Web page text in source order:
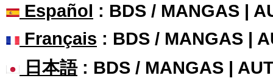
Español : BDS / MANGAS |
Français : BDS / MANGAS |
日本語: BDS / MANGAS |